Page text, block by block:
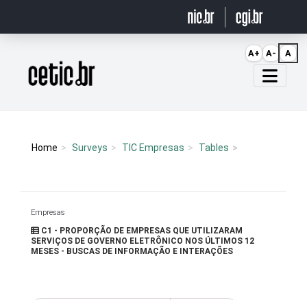
Página inicial
Home Surveys TIC Empresas Tables
Empresas
C1 - PROPORÇÃO DE EMPRESAS QUE UTILIZARAM
SERVIÇOS DE GOVERNO ELETRÔNICO NOS ÚLTIMOS 12
MESES - BUSCAS DE INFORMAÇÃO E INTERAÇÕES
A+ A- A